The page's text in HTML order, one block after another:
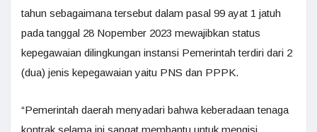
tahun sebagaimana tersebut dalam pasal 99 ayat 1 jatuh
pada tanggal 28 Nopember 2023 mewajibkan status
kepegawaian dilingkungan instansi Pemerintah terdiri dari 2
(dua) jenis kepegawaian yaitu PNS dan PPPK.
“Pemerintah daerah menyadari bahwa keberadaan tenaga
kontrak selama ini sangat membantu untuk mengisi